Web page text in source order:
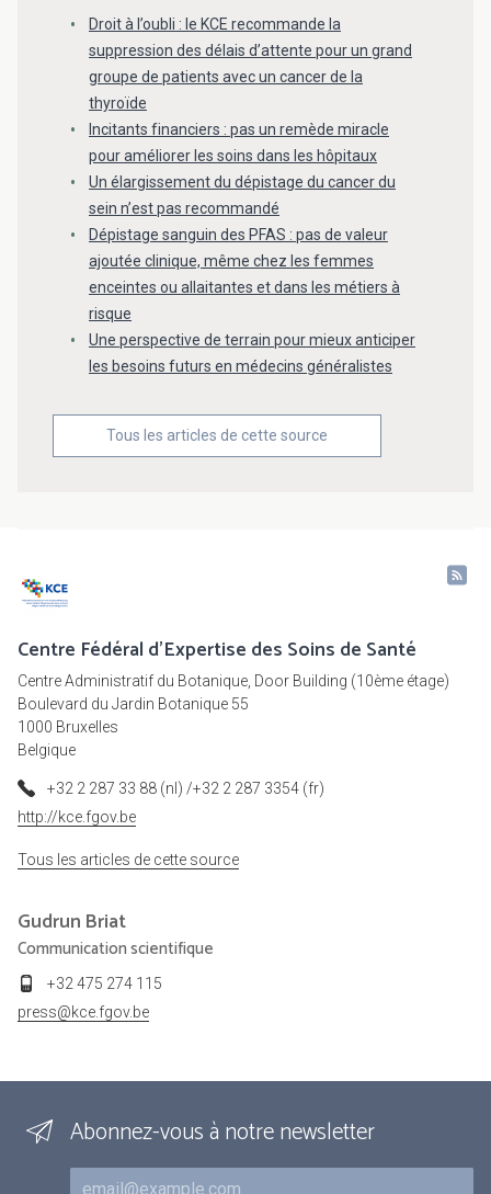
Droit à l’oubli : le KCE recommande la
suppression des délais d’attente pour un grand
groupe de patients avec un cancer de la
thyroïde
Incitants financiers : pas un remède miracle
pour améliorer les soins dans les hôpitaux
Un élargissement du dépistage du cancer du
sein n’est pas recommandé
Dépistage sanguin des PFAS : pas de valeur
ajoutée clinique, même chez les femmes
enceintes ou allaitantes et dans les métiers à
risque
Une perspective de terrain pour mieux anticiper
les besoins futurs en médecins généralistes
Tous les articles de cette source
Centre Fédéral d'Expertise des Soins de Santé
Centre Administratif du Botanique, Door Building (10ème étage)
Boulevard du Jardin Botanique 55
1000 Bruxelles
Belgique
+32 2 287 33 88 (nl) /+32 2 287 3354 (fr)
http://kce.fgov.be
Tous les articles de cette source
Gudrun Briat
Communication scientifique
+32 475 274 115
press@kce.fgov.be
Abonnez-vous à notre newsletter
Courriel